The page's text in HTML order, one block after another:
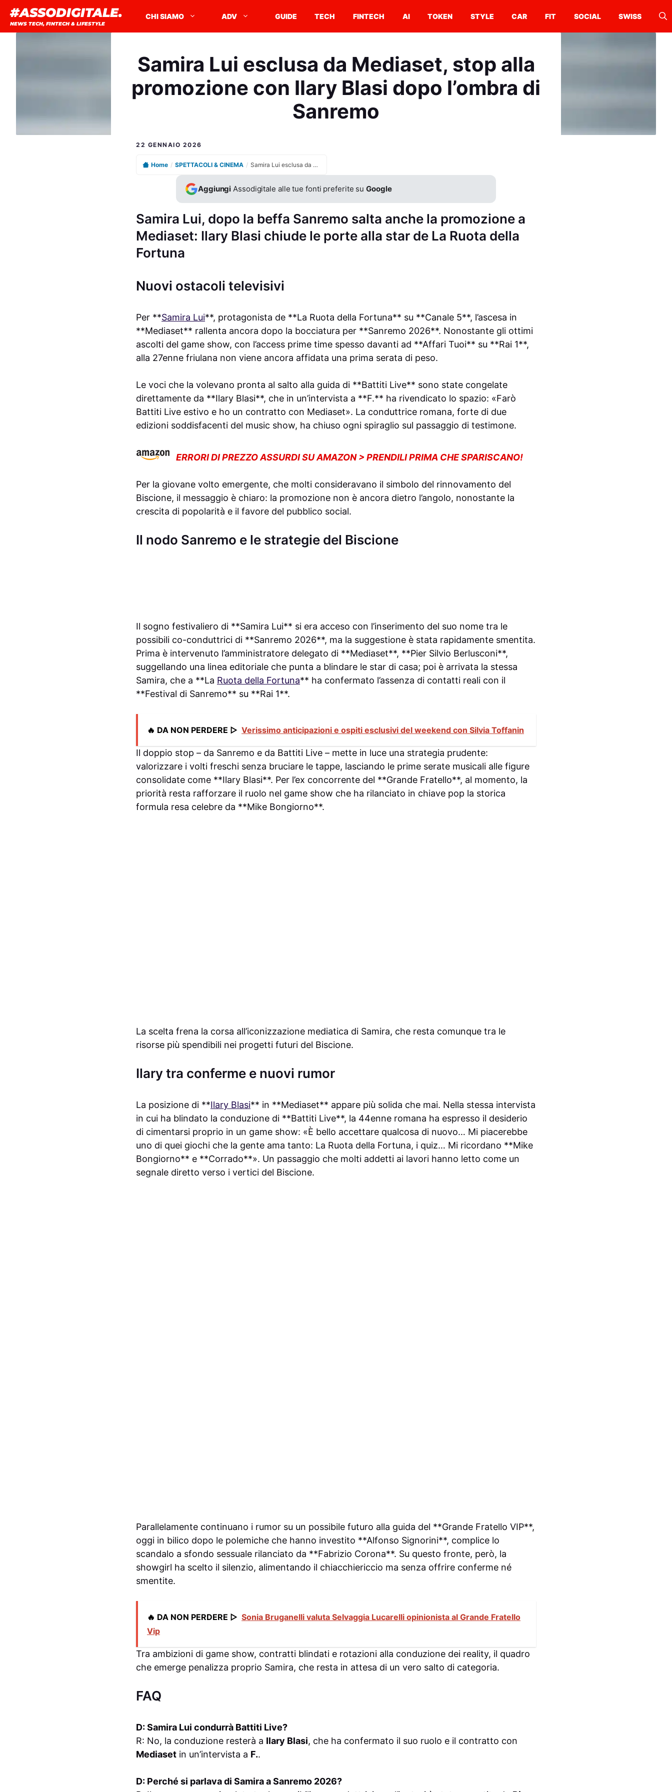
contenuto
#ASSODIGITALE.
NEWS TECH, FINTECH & LIFESTYLE
CHI SIAMO ADV GUIDE TECH FINTECH AI TOKEN STYLE CAR FIT SOCIAL SWISS
Samira Lui esclusa da Mediaset, stop alla
promozione con Ilary Blasi dopo l’ombra di
Sanremo
22 GENNAIO 2026
Home / SPETTACOLI & CINEMA / Samira Lui esclusa da Mediaset, stop alla promozione con Ilary Blasi dopo l’ombra di Sanremo
Aggiungi Assodigitale alle tue fonti preferite suGoogle
Samira Lui, dopo la beffa Sanremo salta anche la promozione a
Mediaset: Ilary Blasi chiude le porte alla star de La Ruota della
Fortuna
Nuovi ostacoli televisivi
Per **Samira Lui**, protagonista de **La Ruota della Fortuna** su **Canale 5**, l’ascesa in
**Mediaset** rallenta ancora dopo la bocciatura per **Sanremo 2026**. Nonostante gli ottimi
ascolti del game show, con l’access prime time spesso davanti ad **Affari Tuoi** su **Rai 1**,
alla 27enne friulana non viene ancora affidata una prima serata di peso.
Le voci che la volevano pronta al salto alla guida di **Battiti Live** sono state congelate
direttamente da **Ilary Blasi**, che in un’intervista a **F.** ha rivendicato lo spazio: «Farò
Battiti Live estivo e ho un contratto con Mediaset». La conduttrice romana, forte di due
edizioni soddisfacenti del music show, ha chiuso ogni spiraglio sul passaggio di testimone.
ERRORI DI PREZZO ASSURDI SU AMAZON > PRENDILI PRIMA CHE SPARISCANO!
Per la giovane volto emergente, che molti consideravano il simbolo del rinnovamento del
Biscione, il messaggio è chiaro: la promozione non è ancora dietro l’angolo, nonostante la
crescita di popolarità e il favore del pubblico social.
Il nodo Sanremo e le strategie del Biscione
Il sogno festivaliero di **Samira Lui** si era acceso con l’inserimento del suo nome tra le
possibili co-conduttrici di **Sanremo 2026**, ma la suggestione è stata rapidamente smentita.
Prima è intervenuto l’amministratore delegato di **Mediaset**, **Pier Silvio Berlusconi**,
suggellando una linea editoriale che punta a blindare le star di casa; poi è arrivata la stessa
Samira, che a **La Ruota della Fortuna** ha confermato l’assenza di contatti reali con il
**Festival di Sanremo** su **Rai 1**.
🔥 DA NON PERDERE ▷ Verissimo anticipazioni e ospiti esclusivi del weekend con Silvia Toffanin
Il doppio stop – da Sanremo e da Battiti Live – mette in luce una strategia prudente:
valorizzare i volti freschi senza bruciare le tappe, lasciando le prime serate musicali alle figure
consolidate come **Ilary Blasi**. Per l’ex concorrente del **Grande Fratello**, al momento, la
priorità resta rafforzare il ruolo nel game show che ha rilanciato in chiave pop la storica
formula resa celebre da **Mike Bongiorno**.
La scelta frena la corsa all’iconizzazione mediatica di Samira, che resta comunque tra le
risorse più spendibili nei progetti futuri del Biscione.
Ilary tra conferme e nuovi rumor
La posizione di **Ilary Blasi** in **Mediaset** appare più solida che mai. Nella stessa intervista
in cui ha blindato la conduzione di **Battiti Live**, la 44enne romana ha espresso il desiderio
di cimentarsi proprio in un game show: «È bello accettare qualcosa di nuovo… Mi piacerebbe
uno di quei giochi che la gente ama tanto: La Ruota della Fortuna, i quiz… Mi ricordano **Mike
Bongiorno** e **Corrado**». Un passaggio che molti addetti ai lavori hanno letto come un
segnale diretto verso i vertici del Biscione.
Parallelamente continuano i rumor su un possibile futuro alla guida del **Grande Fratello VIP**,
oggi in bilico dopo le polemiche che hanno investito **Alfonso Signorini**, complice lo
scandalo a sfondo sessuale rilanciato da **Fabrizio Corona**. Su questo fronte, però, la
showgirl ha scelto il silenzio, alimentando il chiacchiericcio ma senza offrire conferme né
smentite.
🔥 DA NON PERDERE ▷ Sonia Bruganelli valuta Selvaggia Lucarelli opinionista al Grande Fratello
Vip
Tra ambizioni di game show, contratti blindati e rotazioni alla conduzione dei reality, il quadro
che emerge penalizza proprio Samira, che resta in attesa di un vero salto di categoria.
FAQ
D: Samira Lui condurrà Battiti Live?
R: No, la conduzione resterà a Ilary Blasi, che ha confermato il suo ruolo e il contratto con
Mediaset in un’intervista a F..
D: Perché si parlava di Samira a Sanremo 2026?